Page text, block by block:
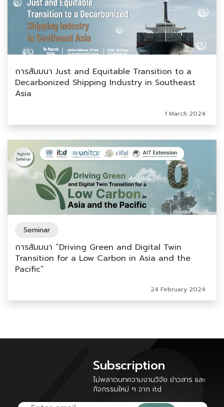
การสัมมนา Just and Equitable Transition to a
Decarbonized Shipping Industry in Southeast
Asia
1 March 2024
Seminar
การสัมมนา “Driving Green and Digital Twin
Transition for a Low Carbon in Asia and the
Pacific”
24 February 2024
Subscription
ไม่พลาดบทความงานวิจัย ข่าวสาร และ
กิจกรรมใหม่ ๆ จาก itd